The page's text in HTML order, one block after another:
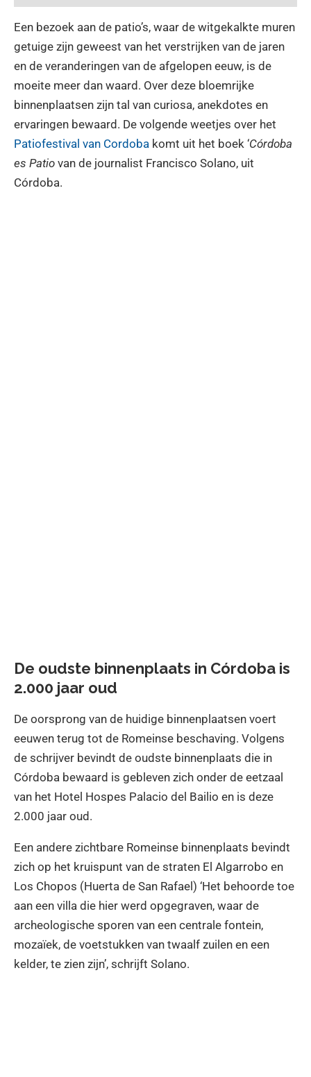
Een bezoek aan de patio’s, waar de witgekalkte muren
getuige zijn geweest van het verstrijken van de jaren
en de veranderingen van de afgelopen eeuw, is de
moeite meer dan waard. Over deze bloemrijke
binnenplaatsen zijn tal van curiosa, anekdotes en
ervaringen bewaard. De volgende weetjes over het
Patiofestival van Cordoba komt uit het boek ‘Córdoba
es Patio van de journalist Francisco Solano, uit
Córdoba.
De oudste binnenplaats in Córdoba is
2.000 jaar oud
De oorsprong van de huidige binnenplaatsen voert
eeuwen terug tot de Romeinse beschaving. Volgens
de schrijver bevindt de oudste binnenplaats die in
Córdoba bewaard is gebleven zich onder de eetzaal
van het Hotel Hospes Palacio del Bailio en is deze
2.000 jaar oud.
Een andere zichtbare Romeinse binnenplaats bevindt
zich op het kruispunt van de straten El Algarrobo en
Los Chopos (Huerta de San Rafael) ‘Het behoorde toe
aan een villa die hier werd opgegraven, waar de
archeologische sporen van een centrale fontein,
mozaïek, de voetstukken van twaalf zuilen en een
kelder, te zien zijn’, schrijft Solano.